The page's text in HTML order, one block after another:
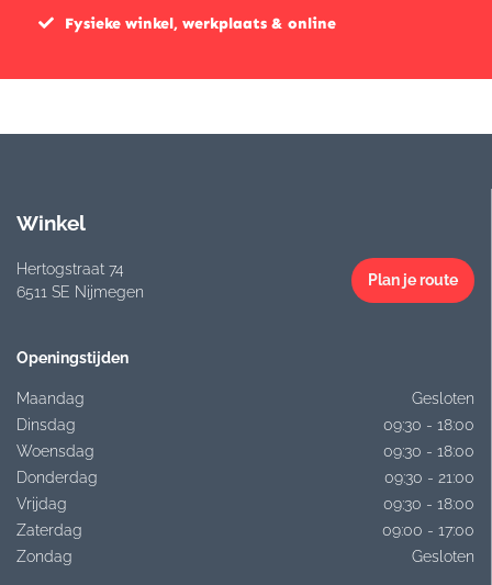
Fysieke winkel, werkplaats & online
Winkel
Hertogstraat 74
6511 SE Nijmegen
Plan je route
Openingstijden
Maandag
Gesloten
Dinsdag
09:30 - 18:00
Woensdag
09:30 - 18:00
Donderdag
09:30 - 21:00
Vrijdag
09:30 - 18:00
Zaterdag
09:00 - 17:00
Zondag
Gesloten